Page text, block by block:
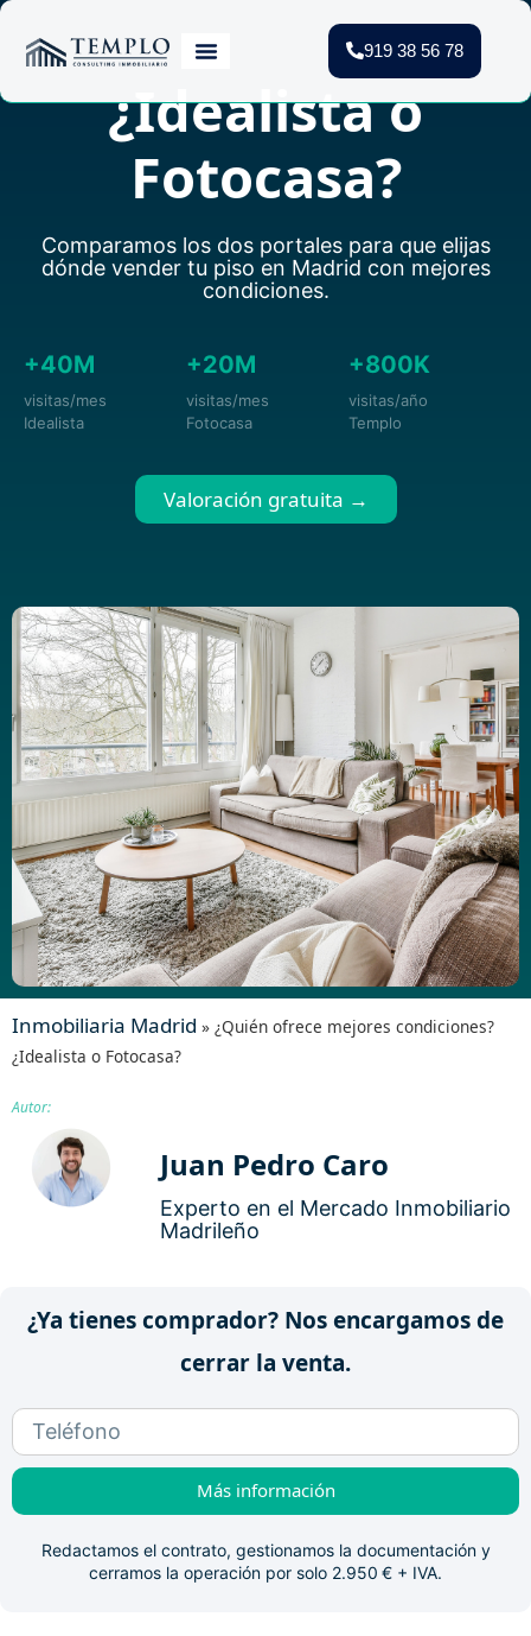
919 38 56 78
¿Idealista o
Fotocasa?
Comparamos los dos portales para que elijas
dónde vender tu piso en Madrid con mejores
condiciones.
+40M
visitas/mes
Idealista
+20M
visitas/mes
Fotocasa
+800K
visitas/año
Templo
Valoración gratuita →
Inmobiliaria Madrid » ¿Quién ofrece mejores condiciones?
¿Idealista o Fotocasa?
Autor:
Juan Pedro Caro
Experto en el Mercado Inmobiliario
Madrileño
¿Ya tienes comprador? Nos encargamos de
cerrar la venta.
Más información
Redactamos el contrato, gestionamos la documentación y
cerramos la operación por solo 2.950 € + IVA.